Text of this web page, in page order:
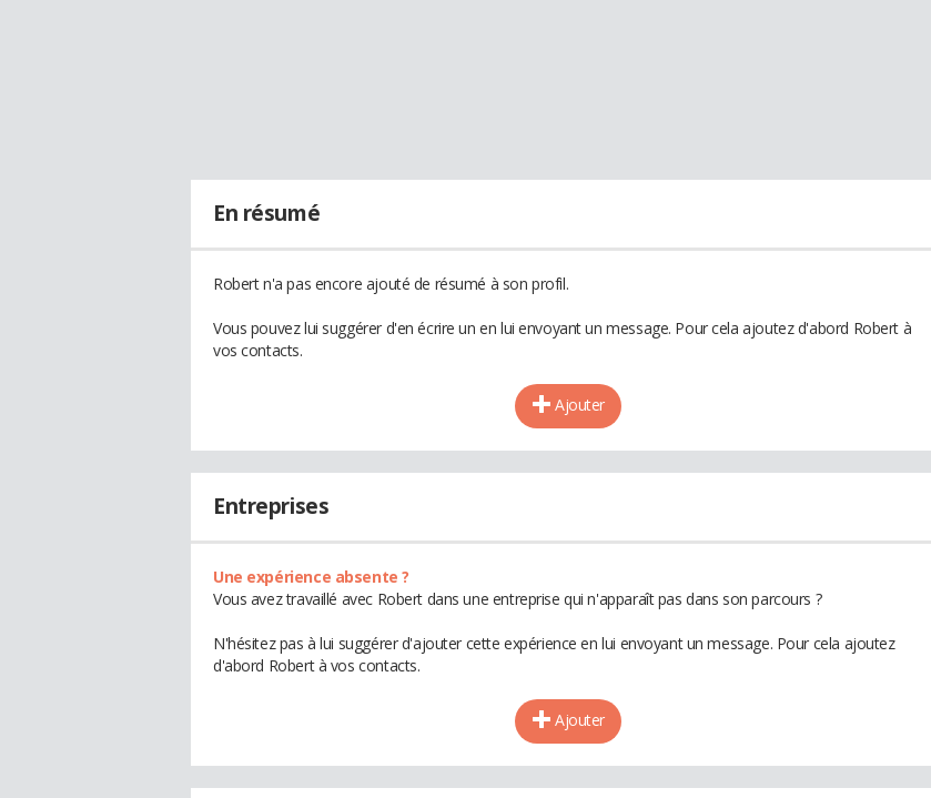
En résumé
Robert n'a pas encore ajouté de résumé à son profil.
Vous pouvez lui suggérer d'en écrire un en lui envoyant un message. Pour cela ajoutez d'abord Robert à
vos contacts.
Ajouter
Entreprises
Une expérience absente ?
Vous avez travaillé avec Robert dans une entreprise qui n'apparaît pas dans son parcours ?
N'hésitez pas à lui suggérer d'ajouter cette expérience en lui envoyant un message. Pour cela ajoutez
d'abord Robert à vos contacts.
Ajouter